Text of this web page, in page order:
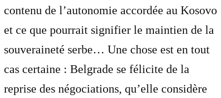
contenu de l’autonomie accordée au Kosovo
et ce que pourrait signifier le maintien de la
souveraineté serbe… Une chose est en tout
cas certaine : Belgrade se félicite de la
reprise des négociations, qu’elle considère